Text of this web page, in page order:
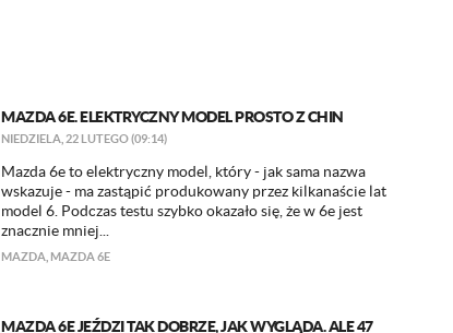
MAZDA 6E. ELEKTRYCZNY MODEL PROSTO Z CHIN
NIEDZIELA, 22 LUTEGO (09:14)
Mazda 6e to elektryczny model, który - jak sama nazwa
wskazuje - ma zastąpić produkowany przez kilkanaście lat
model 6. Podczas testu szybko okazało się, że w 6e jest
znacznie mniej...
MAZDA MAZDA 6E
MAZDA 6E JEŹDZI TAK DOBRZE, JAK WYGLĄDA. ALE 47